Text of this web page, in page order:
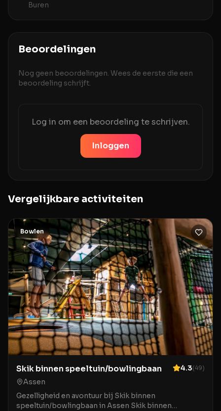
Buren
Beoordelingen
Nog geen beoordelingen. Wees de eerste die een
beoordeling schrijft.
Log in om een beoordeling te schrijven.
Inloggen
Vergelijkbare activiteiten
Bowlen
Skik binnen speeltuin/bowlingbaan 4.3(49)
Assen
Gezelligheid en avontuur bij Skik binnen
speeltuin/bowlingbaan in Assen Skik binnen